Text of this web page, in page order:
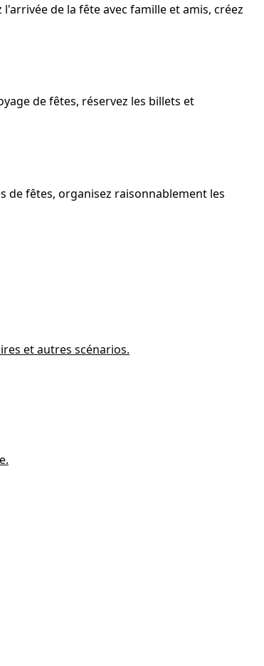
de la fête avec famille et amis, créez
de fêtes, réservez les billets et
de fêtes, organisez raisonnablement les
et autres scénarios.